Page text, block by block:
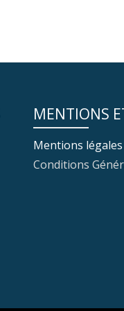
MENTIONS
Mentions légales
Conditions